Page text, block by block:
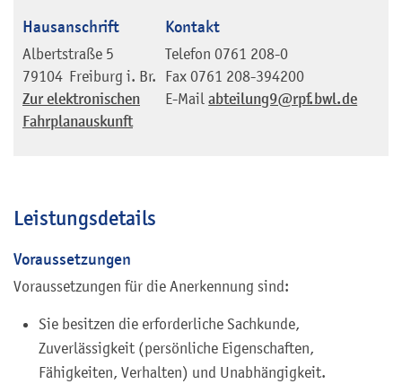
Hausanschrift
Albertstraße 5
79104 Freiburg i. Br.
Zur elektronischen
Fahrplanauskunft
Kontakt
Telefon 0761 208-0
Fax 0761 208-394200
E-Mail abteilung9@rpf.bwl.de
Leistungsdetails
Voraussetzungen
Voraussetzungen für die Anerkennung sind:
Sie besitzen die erforderliche Sachkunde,
Zuverlässigkeit (persönliche Eigenschaften,
Fähigkeiten, Verhalten) und Unabhängigkeit.